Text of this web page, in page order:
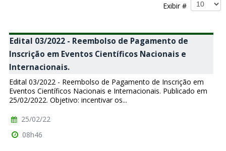
Exibir #
Edital 03/2022 - Reembolso de Pagamento de
Inscrição em Eventos Científicos Nacionais e
Internacionais.
Edital 03/2022 - Reembolso de Pagamento de Inscrição em
Eventos Científicos Nacionais e Internacionais. Publicado em
25/02/2022. Objetivo: incentivar os...
25/02/22
08h46